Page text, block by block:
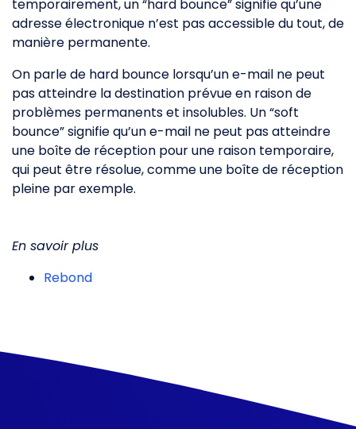
temporairement, un “hard bounce” signifie qu’une
adresse électronique n’est pas accessible du tout, de
manière permanente.
On parle de hard bounce lorsqu’un e-mail ne peut
pas atteindre la destination prévue en raison de
problèmes permanents et insolubles. Un “soft
bounce” signifie qu’un e-mail ne peut pas atteindre
une boîte de réception pour une raison temporaire,
qui peut être résolue, comme une boîte de réception
pleine par exemple.
En savoir plus
Rebond